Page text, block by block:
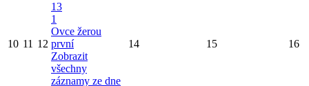
10 11 12
13
1
Ovce žerou
první
Zobrazit
všechny
záznamy ze dne
14 15 16